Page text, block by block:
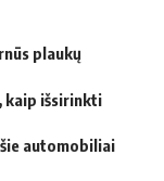
plaukų
kaip išsirinkti
automobiliai